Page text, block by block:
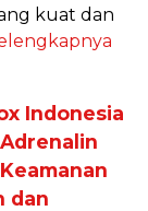
kuat dan
Indonesia
dan